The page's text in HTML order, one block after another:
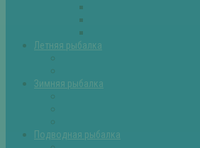
Летняя рыбалка
Зимняя рыбалка
Подводная рыбалка